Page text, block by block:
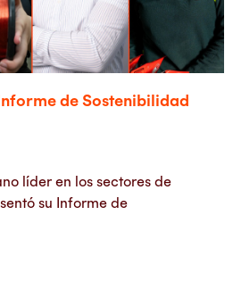
de Sostenibilidad
líder en los sectores de
su Informe de